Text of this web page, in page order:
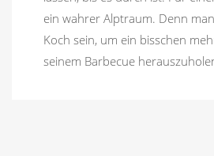
ein wahrer Alptraum. Denn
Koch sein, um ein bisschen
seinem Barbecue